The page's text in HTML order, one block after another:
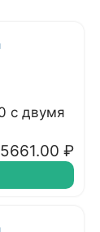
с двумя
5661.00 ₽